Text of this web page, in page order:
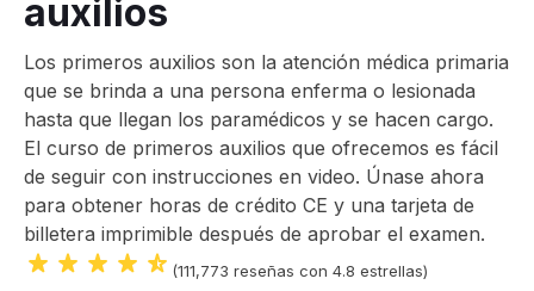
auxilios
Los primeros auxilios son la atención médica primaria
que se brinda a una persona enferma o lesionada
hasta que llegan los paramédicos y se hacen cargo.
El curso de primeros auxilios que ofrecemos es fácil
de seguir con instrucciones en video. Únase ahora
para obtener horas de crédito CE y una tarjeta de
billetera imprimible después de aprobar el examen.
(111,773 reseñas con 4.8 estrellas)